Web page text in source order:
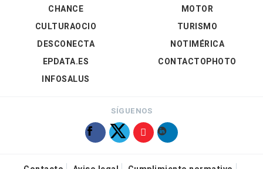
CHANCE
CULTURAOCIO
DESCONECTA
EPDATA.ES
INFOSALUS
MOTOR
TURISMO
NOTIMÉRICA
CONTACTOPHOTO
SÍGUENOS